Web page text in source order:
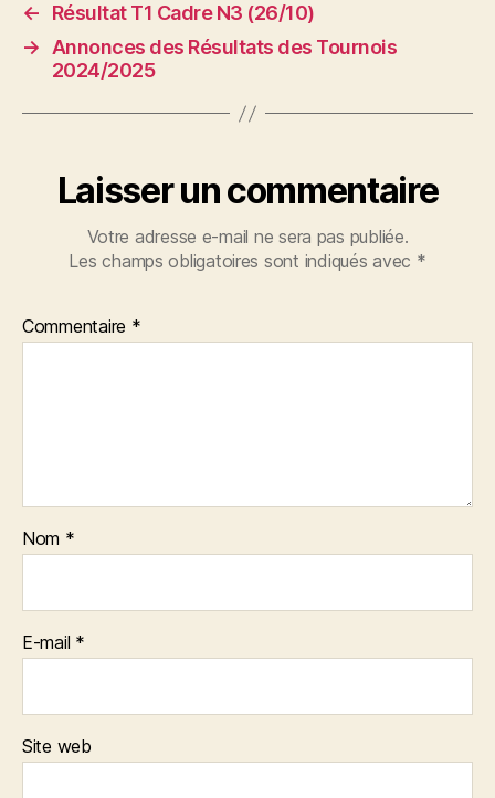
←
Résultat T1 Cadre N3 (26/10)
→
Annonces des Résultats des Tournois
2024/2025
Laisser un commentaire
Votre adresse e-mail ne sera pas publiée.
Les champs obligatoires sont indiqués avec *
Commentaire *
Nom *
E-mail *
Site web